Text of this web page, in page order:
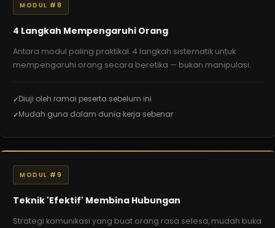
MODUL #8
4 Langkah Mempengaruhi Orang
Antara modul paling praktikal. 4 langkah sistematik untuk
mempengaruhi orang secara beretika — bukan manipulasi.
Diuji oleh ramai peserta sebelum ini
Mudah guna dalam dunia kerja sebenar
MODUL #9
Teknik 'Efektif' Membina Hubungan
Strategi komunikasi yang buat orang rasa selesa, mudah buka